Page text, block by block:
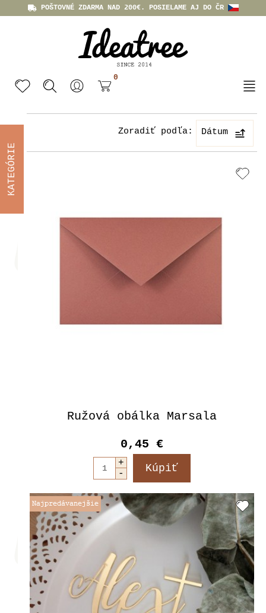
POŠTOVNÉ ZDARMA NAD 200€. POSIELAME AJ DO ČR
0
Zoradiť podľa: Dátum
Ružová obálka Marsala
0,45 €
KATEGÓRIE